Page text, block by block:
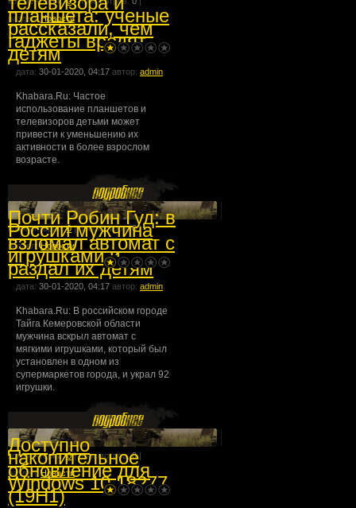
раздел: Новости
планшета: ученые
рассказали, чем
гаджеты вредят
детям
дата: 30-01-2020, 04:17 автор: admin
Khabara.Ru: Частое
использование планшетов и
телевизоров детьми может
привести к уменьшению их
активности в более взрослом
возрасте.
комментарии:0| просмотров:0|
раздел:Новости
Почти Робин Гуд: в
России мужчина
взломал автомат с
игрушками и
раздал их детям
дата: 30-01-2020, 04:17 автор: admin
Khabara.Ru: В российском городе
Тайга Кемеровской области
мужчина вскрыл автомат с
мягкими игрушками, который был
установлен в одном из
супермаркетов города, и украл 92
игрушки.
комментарии:0| просмотров:0|
раздел: Новости
Доступно
накопительное
обновление для
Windows 10 18277
(19H1)